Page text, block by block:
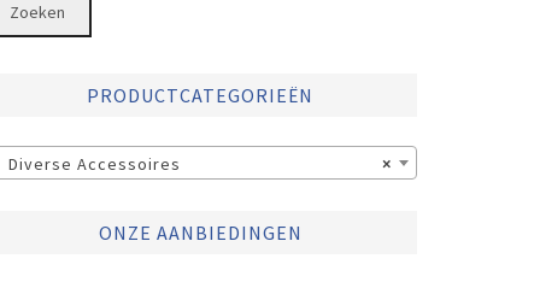
Zoeken
PRODUCTCATEGORIEËN
×
Diverse Accessoires
ONZE AANBIEDINGEN